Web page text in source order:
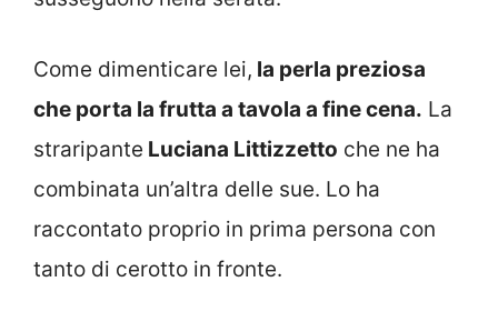
Come dimenticare lei, la perla preziosa
che porta la frutta a tavola a fine cena. La
straripante Luciana Littizzetto che ne ha
combinata un’altra delle sue. Lo ha
raccontato proprio in prima persona con
tanto di cerotto in fronte.